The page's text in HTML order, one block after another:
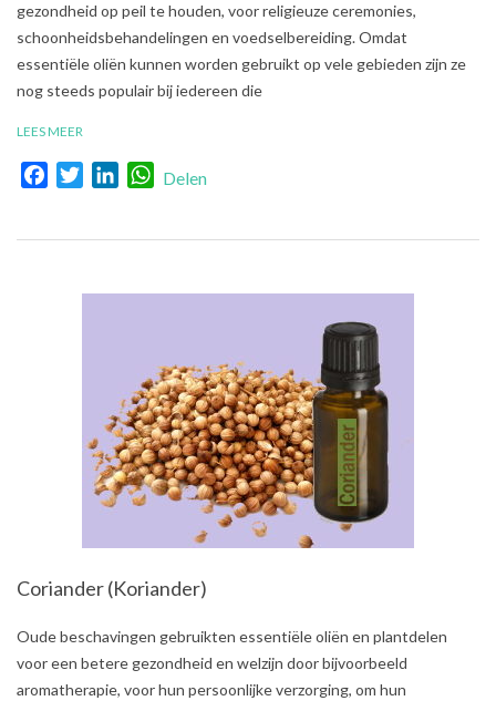
gezondheid op peil te houden, voor religieuze ceremonies,
schoonheidsbehandelingen en voedselbereiding. Omdat
essentiële oliën kunnen worden gebruikt op vele gebieden zijn ze
nog steeds populair bij iedereen die
LEES MEER
FacebookTwitterLinkedInWhatsApp
Delen
Coriander (Koriander)
2021-
Oude beschavingen gebruikten essentiële oliën en plantdelen
voor een betere gezondheid en welzijn door bijvoorbeeld
aromatherapie, voor hun persoonlijke verzorging, om hun